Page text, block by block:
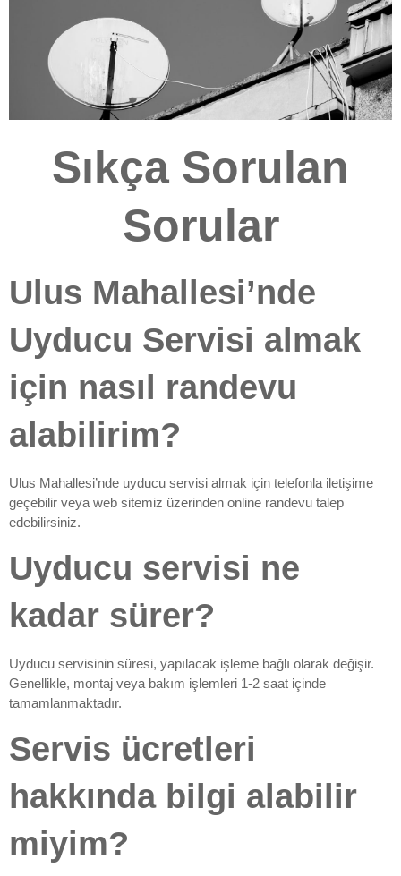
Sıkça Sorulan
Sorular
Ulus Mahallesi’nde
Uyducu Servisi almak
için nasıl randevu
alabilirim?
Ulus Mahallesi’nde uyducu servisi almak için telefonla iletişime
geçebilir veya web sitemiz üzerinden online randevu talep
edebilirsiniz.
Uyducu servisi ne
kadar sürer?
Uyducu servisinin süresi, yapılacak işleme bağlı olarak değişir.
Genellikle, montaj veya bakım işlemleri 1-2 saat içinde
tamamlanmaktadır.
Servis ücretleri
hakkında bilgi alabilir
miyim?